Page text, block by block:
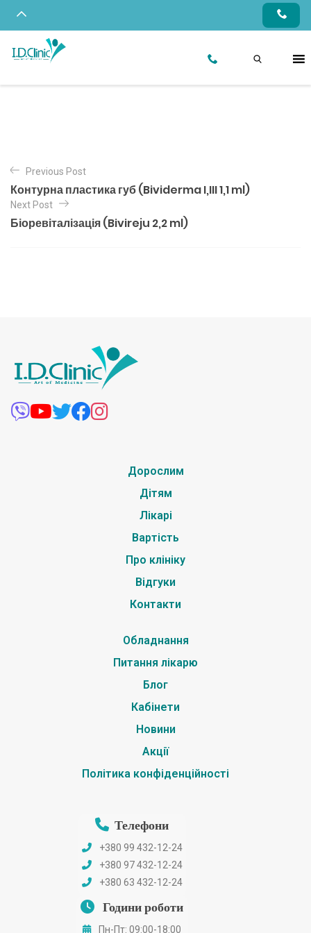
Previous Post
Контурна пластика губ (Bividerma I,III 1,1 ml)
Next Post
Біоревіталізація (Bivireju 2,2 ml)
Дорослим
Дітям
Лікарі
Вартість
Про клініку
Відгуки
Контакти
Обладнання
Питання лікарю
Блог
Кабінети
Новини
Акції
Політика конфіденційності
Телефони
+380 99 432-12-24
+380 97 432-12-24
+380 63 432-12-24
Години роботи
Пн-Пт: 09:00-18:00